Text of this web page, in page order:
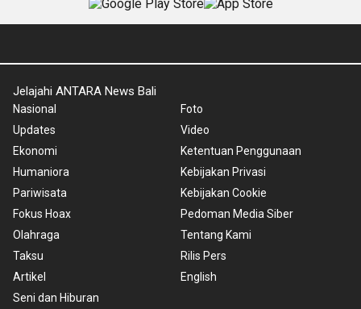
Jelajahi ANTARA News Bali
Nasional
Updates
Ekonomi
Humaniora
Pariwisata
Fokus Hoax
Olahraga
Taksu
Artikel
Seni dan Hiburan
Foto
Video
Ketentuan Penggunaan
Kebijakan Privasi
Kebijakan Cookie
Pedoman Media Siber
Tentang Kami
Rilis Pers
English